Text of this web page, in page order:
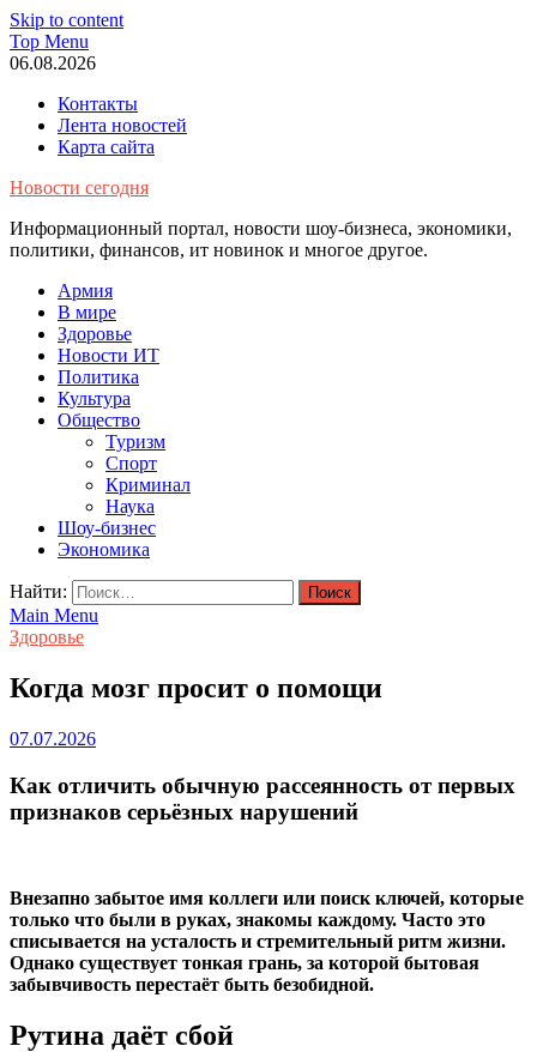
Skip to content
Top Menu
06.08.2026
Контакты
Лента новостей
Карта сайта
Новости сегодня
Информационный портал, новости шоу-бизнеса, экономики,
политики, финансов, ит новинок и многое другое.
Армия
В мире
Здоровье
Новости ИТ
Политика
Культура
Общество
Туризм
Спорт
Криминал
Наука
Шоу-бизнес
Экономика
Найти:
Main Menu
Здоровье
Когда мозг просит о помощи
07.07.2026
Как отличить обычную рассеянность от первых
признаков серьёзных нарушений
Внезапно забытое имя коллеги или поиск ключей, которые
только что были в руках, знакомы каждому. Часто это
списывается на усталость и стремительный ритм жизни.
Однако существует тонкая грань, за которой бытовая
забывчивость перестаёт быть безобидной.
Рутина даёт сбой